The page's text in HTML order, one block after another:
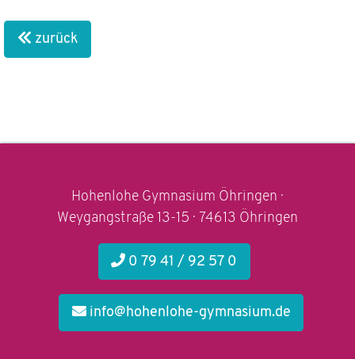
zurück
Hohenlohe Gymnasium Öhringen ·
Weygangstraße 13-15 · 74613 Öhringen
0 79 41 / 92 57 0
info@hohenlohe-gymnasium.de